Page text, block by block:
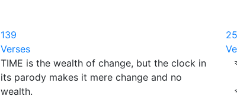
139
Verses
TIME is the wealth of change, but the clock in
its parody makes it mere change and no
wealth.
25